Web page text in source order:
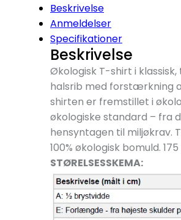
Beskrivelse
Anmeldelser
Specifikationer
Beskrivelse
Økologisk T-shirt i
halsrib med forstærkning
shirten er fremstillet i
økologiske standard – fra
hensyntagen til miljøkrav.
100% økologisk bomuld.
STØRELSESSKEMA: